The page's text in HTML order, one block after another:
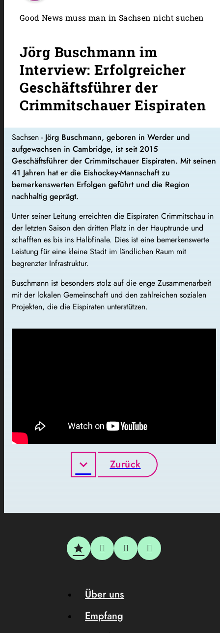
Good News muss man in Sachsen nicht suchen
Jörg Buschmann im
Interview: Erfolgreicher
Geschäftsführer der
Crimmitschauer Eispiraten
Sachsen - Jörg Buschmann, geboren in Werder und
aufgewachsen in Cambridge, ist seit 2015
Geschäftsführer der Crimmitschauer Eispiraten. Mit seinen
41 Jahren hat er die Eishockey-Mannschaft zu
bemerkenswerten Erfolgen geführt und die Region
nachhaltig geprägt.
Unter seiner Leitung erreichten die Eispiraten Crimmitschau in
der letzten Saison den dritten Platz in der Hauptrunde und
schafften es bis ins Halbfinale. Dies ist eine bemerkenswerte
Leistung für eine kleine Stadt im ländlichen Raum mit
begrenzter Infrastruktur.
Buschmann ist besonders stolz auf die enge Zusammenarbeit
mit der lokalen Gemeinschaft und den zahlreichen sozialen
Projekten, die die Eispiraten unterstützen.
Zurück
Über uns
Empfang